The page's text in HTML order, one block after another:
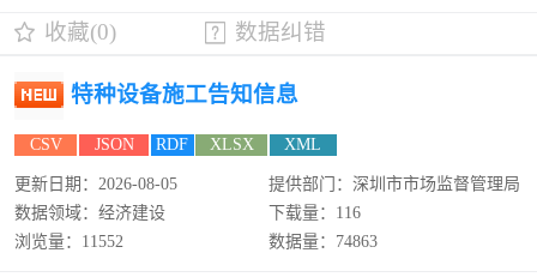
收藏(0) 数据纠错
特种设备施工告知信息
CSV JSON RDF XLSX XML
更新日期：2026-08-05
提供部门：深圳市市场监督管理局
数据领域：经济建设
下载量：116
浏览量：11552
数据量：74863